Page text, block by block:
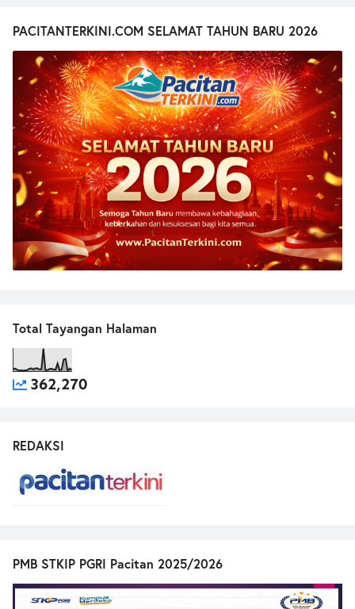
PACITANTERKINI.COM SELAMAT TAHUN BARU 2026
Total Tayangan Halaman
362,270
REDAKSI
PMB STKIP PGRI Pacitan 2025/2026